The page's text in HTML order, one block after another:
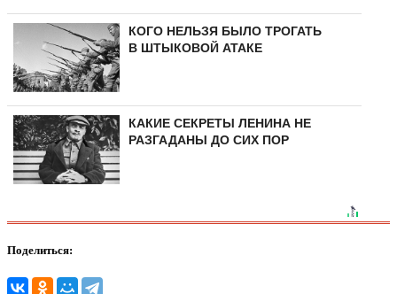
КОГО НЕЛЬЗЯ БЫЛО ТРОГАТЬ
В ШТЫКОВОЙ АТАКЕ
КАКИЕ СЕКРЕТЫ ЛЕНИНА НЕ
РАЗГАДАНЫ ДО СИХ ПОР
Поделиться: